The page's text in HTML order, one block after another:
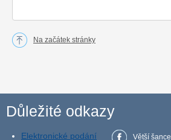
Na začátek stránky
Důležité odkazy
Elektronické podání Větší šance